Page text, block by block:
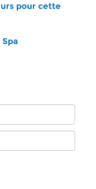
pour cette